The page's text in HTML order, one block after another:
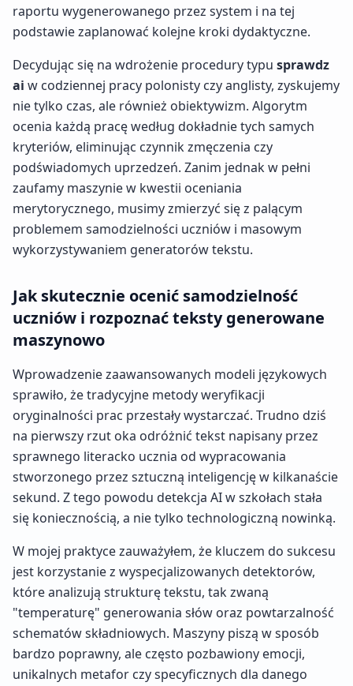
raportu wygenerowanego przez system i na tej
podstawie zaplanować kolejne kroki dydaktyczne.
Decydując się na wdrożenie procedury typu sprawdz
ai w codziennej pracy polonisty czy anglisty, zyskujemy
nie tylko czas, ale również obiektywizm. Algorytm
ocenia każdą pracę według dokładnie tych samych
kryteriów, eliminując czynnik zmęczenia czy
podświadomych uprzedzeń. Zanim jednak w pełni
zaufamy maszynie w kwestii oceniania
merytorycznego, musimy zmierzyć się z palącym
problemem samodzielności uczniów i masowym
wykorzystywaniem generatorów tekstu.
Jak skutecznie ocenić samodzielność
uczniów i rozpoznać teksty generowane
maszynowo
Wprowadzenie zaawansowanych modeli językowych
sprawiło, że tradycyjne metody weryfikacji
oryginalności prac przestały wystarczać. Trudno dziś
na pierwszy rzut oka odróżnić tekst napisany przez
sprawnego literacko ucznia od wypracowania
stworzonego przez sztuczną inteligencję w kilkanaście
sekund. Z tego powodu detekcja AI w szkołach stała
się koniecznością, a nie tylko technologiczną nowinką.
W mojej praktyce zauważyłem, że kluczem do sukcesu
jest korzystanie z wyspecjalizowanych detektorów,
które analizują strukturę tekstu, tak zwaną
"temperaturę" generowania słów oraz powtarzalność
schematów składniowych. Maszyny piszą w sposób
bardzo poprawny, ale często pozbawiony emocji,
unikalnych metafor czy specyficznych dla danego